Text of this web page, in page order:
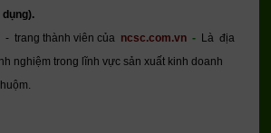
- trang thành viên của ncsc.com.vn- Là địa
nghiệm trong lĩnh vực sản xuất kinh doanh